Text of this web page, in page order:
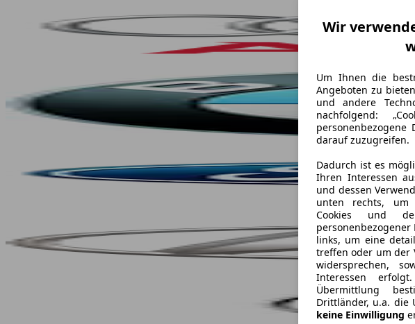
Wir
Um Ihnen die
Angeboten zu
und andere
nachfolgend:
personenbezogene
darauf zuzugreifen.
Dadurch ist es
Ihren Interessen
und dessen
unten rechts, um
Cookies und
links, um eine
treffen oder um der
widersprechen,
Interessen
Übermittlung
Drittländer, u.a. die
keine Einwilligung